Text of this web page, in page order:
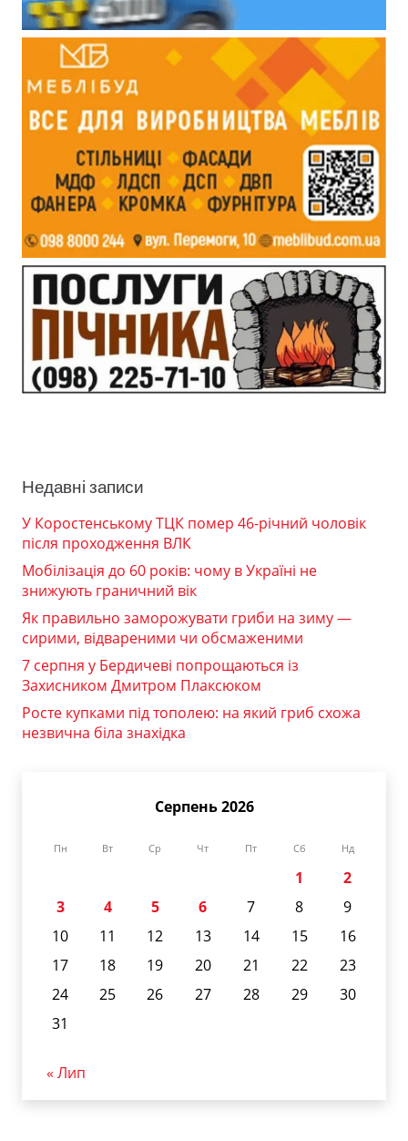
Недавні записи
У Коростенському ТЦК помер 46-річний чоловік
після проходження ВЛК
Мобілізація до 60 років: чому в Україні не
знижують граничний вік
Як правильно заморожувати гриби на зиму —
сирими, відвареними чи обсмаженими
7 серпня у Бердичеві попрощаються із
Захисником Дмитром Плаксюком
Росте купками під тополею: на який гриб схожа
незвична біла знахідка
Серпень 2026
Пн Вт Ср Чт Пт Сб Нд
1
2
3
4 5 6 7 8
9
10
11 12 13 14 15
16
17
18 19 20 21 22
23
24
25 26 27 28 29
30
31
« Лип